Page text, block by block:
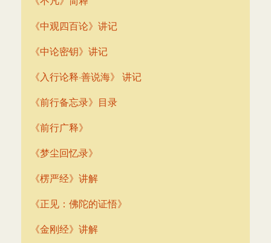
《中观四百论》讲记
《中论密钥》讲记
《入行论释·善说海》 讲记
《前行备忘录》目录
《前行广释》
《梦尘回忆录》
《楞严经》讲解
《正见：佛陀的证悟》
《金刚经》讲解